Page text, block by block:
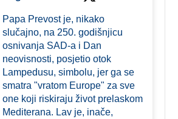
Papa Prevost je, nikako
slučajno, na 250. godišnjicu
osnivanja SAD-a i Dan
neovisnosti, posjetio otok
Lampedusu, simbolu, jer ga se
smatra "vratom Europe" za sve
one koji riskiraju život prelaskom
Mediterana. Lav je, inače,